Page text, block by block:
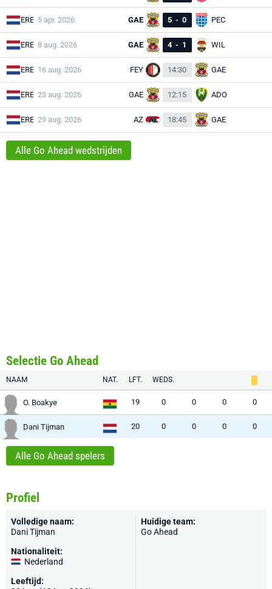
ERE 5 apr. 2026 GAE 5 - 0 PEC
ERE 8 aug. 2026 GAE 4 - 1 WIL
ERE 16 aug. 2026 FEY 14:30 GAE
ERE 23 aug. 2026 GAE 12:15 ADO
ERE 29 aug. 2026 AZ 18:45 GAE
Alle Go Ahead wedstrijden
Selectie Go Ahead
NAAM NAT. LFT. WEDS.
O. Boakye 19 0 0 0 0
Dani Tijman 20 0 0 0 0
Alle Go Ahead spelers
Profiel
Volledige naam:
Dani Tijman
Nationaliteit:
Nederland
Leeftijd:
Huidige team:
Go Ahead